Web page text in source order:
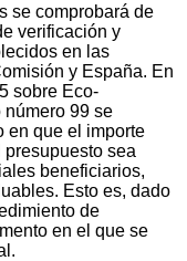
se comprobará de
verificación y
en las
y España. En
sobre Eco-
99 se
en que el importe
sea
beneficiarios,
Esto es, dado
de
en el que se